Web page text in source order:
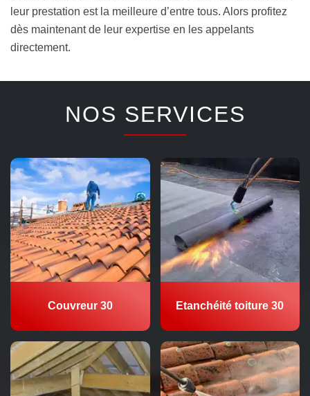
leur prestation est la meilleure d’entre tous. Alors profitez
dès maintenant de leur expertise en les appelants
directement.
NOS SERVICES
Couvreur 30 Etanchéité toiture 30